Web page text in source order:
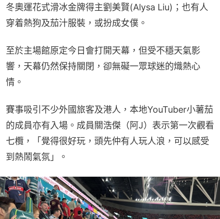
冬奧運花式滑冰金牌得主劉美賢(Alysa Liu)；也有人
穿着熱狗及茄汁服裝，或扮成女僕。
至於主場館原定今日會打開天幕，但受不穩天氣影
響，天幕仍然保持關閉，卻無礙一眾球迷的熾熱心
情。
賽事吸引不少外國旅客及港人，本地YouTuber小薯茄
的成員亦有入場。成員關浩傑（阿J）表示第一次觀看
七欖，「覺得很好玩，頭先仲有人玩人浪，可以感受
到熱鬧氣氛」。